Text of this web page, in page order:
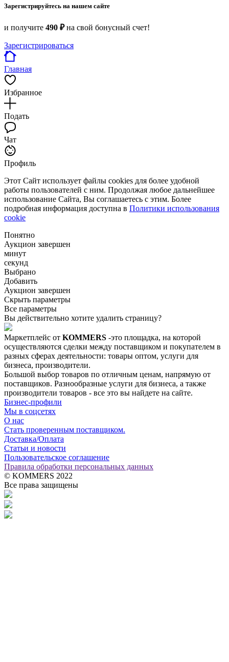
Зарегистрируйтесь на нашем сайте
и получите 490 ₽на свой бонусный счет!
Зарегистрироваться
Главная
Избранное
Подать
Чат
Профиль
Этот Сайт использует файлы cookies для более удобной
работы пользователей с ним. Продолжая любое дальнейшее
использование Сайта, Вы соглашаетесь с этим. Более
подробная информация доступна в Политики использования
cookie
Понятно
Аукцион завершен
минут
секунд
Выбрано
Добавить
Аукцион завершен
Скрыть параметры
Все параметры
Вы действительно хотите удалить страницу?
Маркетплейс от KOMMERS -это площадка, на которой
осуществляются сделки между поставщиком и покупателем в
разных сферах деятельности: товары оптом, услуги для
бизнеса, производители.
Большой выбор товаров по отличным ценам, напрямую от
поставщиков. Разнообразные услуги для бизнеса, а также
производители товаров - все это вы найдете на сайте.
Бизнес-профили
Мы в соцсетях
О нас
Стать проверенным поставщиком.
Доставка/Оплата
Статьи и новости
Пользовательское соглашение
Правила обработки персональных данных
© KOMMERS 2022
Все права защищены